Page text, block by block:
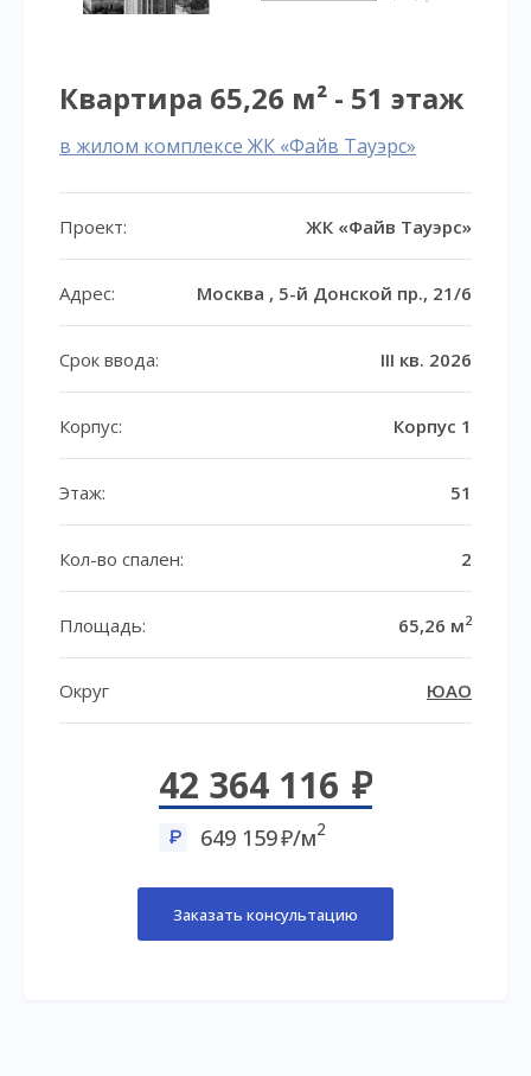
Квартира 65,26 м² - 51 этаж
в жилом комплексе ЖК «Файв Тауэрс»
Проект: ЖК «Файв Тауэрс»
Адрес: Москва , 5-й Донской пр., 21/6
Срок ввода: III кв. 2026
Корпус: Корпус 1
Этаж: 51
Кол-во спален: 2
Площадь: 65,26 м2
Округ ЮАО
42 364 116
649 159 /м2
Заказать консультацию